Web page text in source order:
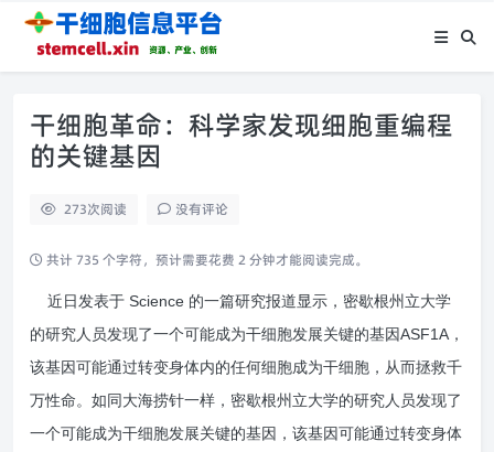
干细胞革命：科学家发现细胞重编程
的关键基因
273次阅读 没有评论
共计 735 个字符，预计需要花费 2 分钟才能阅读完成。
近日发表于 Science 的一篇研究报道显示，密歇根州立大学
的研究人员发现了一个可能成为干细胞发展关键的基因ASF1A ，
该基因可能通过转变身体内的任何细胞成为干细胞，从而拯救千
万性命。如同大海捞针一样，密歇根州立大学的研究人员发现了
一个可能成为干细胞发展关键的基因，该基因可能通过转变身体